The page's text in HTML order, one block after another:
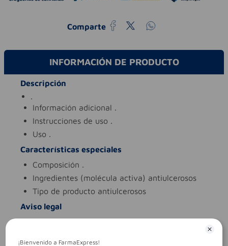
Comparte
INFORMACIÓN DE PRODUCTO
Descripción
.
información adicional .
instrucciones de uso .
uso .
Características especiales
composición .
ingredientes (molécula activa) antiulcerosos
tipo de producto antiulcerosos
Aviso legal
legales es un medicamento.no exceder su
contraindicaciones. si los síntomas persisten.
¡Bienvenido a FarmaExpress!